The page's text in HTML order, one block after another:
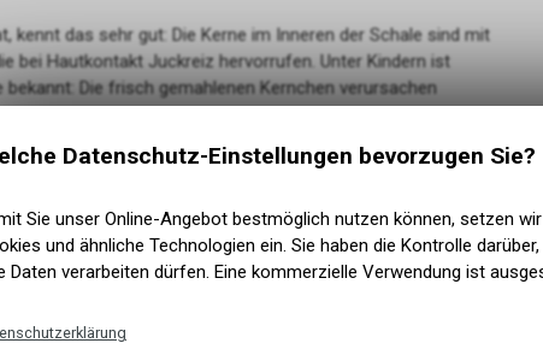
das sehr gut: Die Kerne im Inneren der Schale sind mit
bei Hautkontakt Juckreiz hervorrufen. Unter Kindern ist
Die frisch gemahlenen Kernchen verursachen
halten viele Menschen die Hagebutte für giftig, doch
der Heckenrose wirken nicht toxisch, sind aber nicht so
Datenschutz-Einstellungen bevorzugen Sie?
Sie unser Online-Angebot bestmöglich nutzen können, setzen
und ähnliche Technologien ein. Sie haben die Kontrolle
Daten verarbeiten dürfen. Eine kommerzielle Verwendung ist